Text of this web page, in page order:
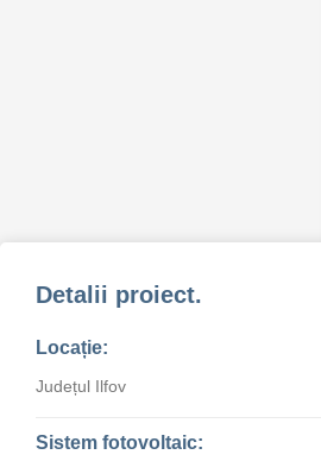
Detalii proiect.
Locație:
Județul Ilfov
Sistem fotovoltaic: